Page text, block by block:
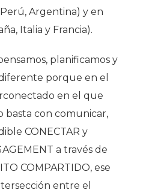
Argentina) y en
Italia y Francia).
planificamos y
porque en el
en el que
basta con comunicar,
CONECTAR y
a través de
COMPARTIDO, ese
entre el